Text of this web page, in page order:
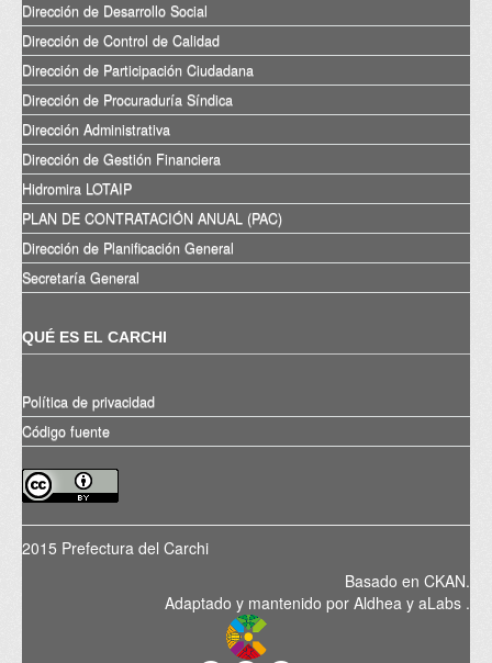
Dirección de Desarrollo Social
Dirección de Control de Calidad
Dirección de Participación Ciudadana
Dirección de Procuraduría Síndica
Dirección Administrativa
Dirección de Gestión Financiera
Hidromira LOTAIP
PLAN DE CONTRATACIÓN ANUAL (PAC)
Dirección de Planificación General
Secretaría General
QUÉ ES EL CARCHI
Política de privacidad
Código fuente
2015 Prefectura del Carchi
Basado en CKAN.
Adaptado y mantenido por Aldhea y aLabs .